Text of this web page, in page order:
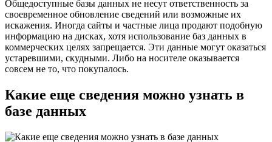
Общедоступные базы данных не несут ответственность за
своевременное обновление сведений или возможные их
искажения. Иногда сайты и частные лица продают подобную
информацию на дисках, хотя использование баз данных в
коммерческих целях запрещается. Эти данные могут оказаться
устаревшими, скудными. Либо на носителе оказывается
совсем не то, что покупалось.
Какие еще сведения можно узнать в
базе данных